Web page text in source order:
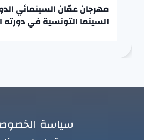
مهرجان عمّان السينمائي
السينما التونسية في دورته
سياسة